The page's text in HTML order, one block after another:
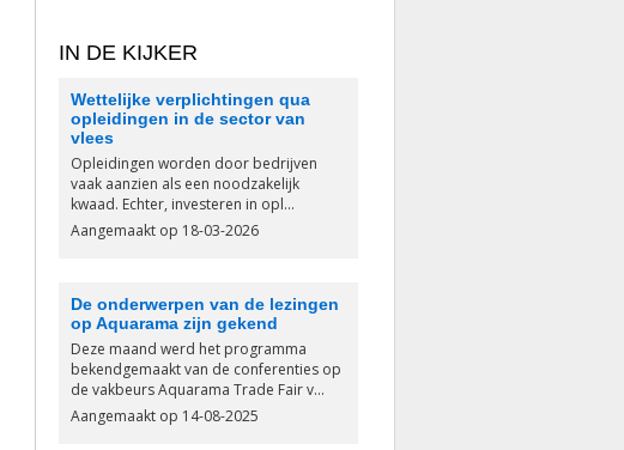
IN DE KIJKER
Wettelijke verplichtingen qua
opleidingen in de sector van
vlees
Opleidingen worden door bedrijven
vaak aanzien als een noodzakelijk
kwaad. Echter, investeren in opl...
Aangemaakt op 18-03-2026
De onderwerpen van de lezingen
op Aquarama zijn gekend
Deze maand werd het programma
bekendgemaakt van de conferenties op
de vakbeurs Aquarama Trade Fair v...
Aangemaakt op 14-08-2025